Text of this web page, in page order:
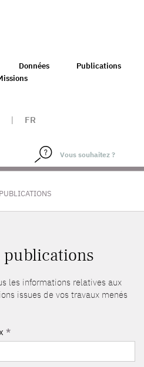
Données
Publications
| FR
publications
les informations relatives aux
issues de vos travaux menés
*